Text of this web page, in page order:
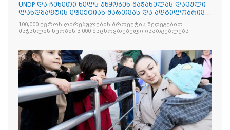
UNDP და ჩეხეთი ხელს უწყობენ მაჭახელას დაცული
ლანდშაფტის ეფექტიან მართვას და ადგილობრივი
სოფლების მდგრად ეკონომიკურ განვითარებას
100,000 ევროს ღირებულების პროექტის შედეგებით
მაჭახლის ხეობის 3,000 მაცხოვრებელი ისარგებლებს